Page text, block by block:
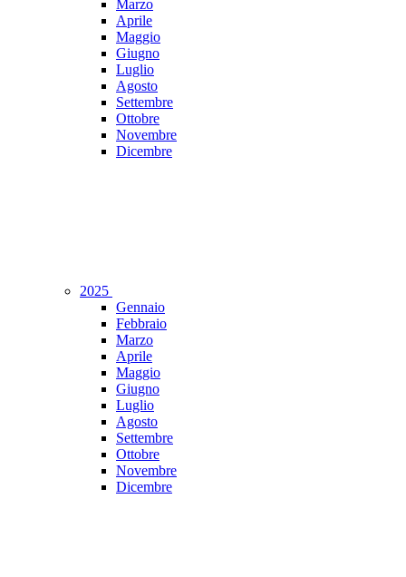
Marzo
Aprile
Maggio
Giugno
Luglio
Agosto
Settembre
Ottobre
Novembre
Dicembre
2025
Gennaio
Febbraio
Marzo
Aprile
Maggio
Giugno
Luglio
Agosto
Settembre
Ottobre
Novembre
Dicembre